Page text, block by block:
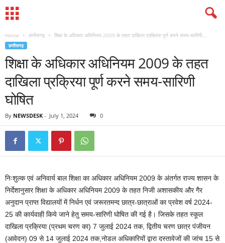
Home छत्तीसगढ़ शिक्षा के अधिकार अधिनियम 2009 के तहत दाखिला प्रक्रिया पूर्ण करने समय-सारिणी...
छत्तीसगढ़
शिक्षा के अधिकार अधिनियम 2009 के तहत
दाखिला प्रक्रिया पूर्ण करने समय-सारिणी
घोषित
By NEWSDESK - July 1, 2024 0
निःशुल्क एवं अनिवार्य बाल शिक्षा का अधिकार अधिनियम 2009 के अंतर्गत राज्य शासन के
निर्देशानुसार शिक्षा के अधिकार अधिनियम 2009 के तहत निजी अशासकीय और गैर
अनुदान प्राप्त विद्यालयों में निर्धन एवं जरूरतमन्द छात्र-छात्राओं का प्रवेश वर्ष 2024-
25 की कार्यवाही किये जाने हेतु समय-सारिणी घोषित की गई है। जिसके तहत स्कूल
दाखिला प्रक्रिया (प्रथम चरण का) 7 जुलाई 2024 तक, द्वितीय चरण छात्र पंजीयन
(आवेदन) 09 से 14 जुलाई 2024 तक,नोडल अधिकारियों द्वारा दस्तावेजों की जांच 15 से